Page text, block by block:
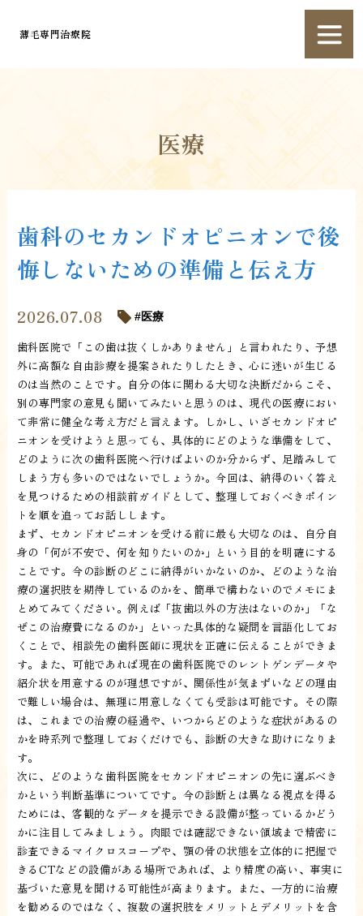
薄毛専門治療院
医療
歯科のセカンドオピニオンで後
悔しないための準備と伝え方
2026.07.08 医療
歯科医院で「この歯は抜くしかありません」と言われたり、予想
外に高額な自由診療を提案されたりしたとき、心に迷いが生じる
のは当然のことです。自分の体に関わる大切な決断だからこそ、
別の専門家の意見も聞いてみたいと思うのは、現代の医療におい
て非常に健全な考え方だと言えます。しかし、いざセカンドオピ
ニオンを受けようと思っても、具体的にどのような準備をして、
どのように次の歯科医院へ行けばよいのか分からず、足踏みして
しまう方も多いのではないでしょうか。今回は、納得のいく答え
を見つけるための相談前ガイドとして、整理しておくべきポイン
トを順を追ってお話しします。
まず、セカンドオピニオンを受ける前に最も大切なのは、自分自
身の「何が不安で、何を知りたいのか」という目的を明確にする
ことです。今の診断のどこに納得がいかないのか、どのような治
療の選択肢を期待しているのかを、簡単で構わないのでメモにま
とめてみてください。例えば「抜歯以外の方法はないのか」「な
ぜこの治療費になるのか」といった具体的な疑問を言語化してお
くことで、相談先の歯科医師に現状を正確に伝えることができま
す。また、可能であれば現在の歯科医院でのレントゲンデータや
紹介状を用意するのが理想ですが、関係性が気まずいなどの理由
で難しい場合は、無理に用意しなくても受診は可能です。その際
は、これまでの治療の経過や、いつからどのような症状があるの
かを時系列で整理しておくだけでも、診断の大きな助けになりま
す。
次に、どのような歯科医院をセカンドオピニオンの先に選ぶべき
かという判断基準についてです。今の診断とは異なる視点を得る
ためには、客観的なデータを提示できる設備が整っているかどう
かに注目してみましょう。肉眼では確認できない領域まで精密に
診査できるマイクロスコープや、顎の骨の状態を立体的に把握で
きるCTなどの設備がある場所であれば、より精度の高い、事実に
基づいた意見を聞ける可能性が高まります。また、一方的に治療
を勧めるのではなく、複数の選択肢をメリットとデメリットを含